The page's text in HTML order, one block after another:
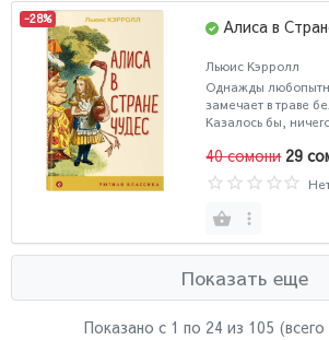
-28% Алиса в
Льюис Кэрролл
Однажды
замечает в траве
Казалось бы,
40 сомони 29
Показать еще
Показано с 1 по 24из 105 (всего